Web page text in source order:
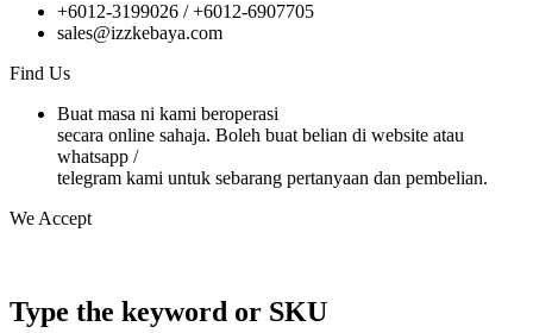
+6012-3199026 / +6012-6907705
sales@izzkebaya.com
Find Us
Buat masa ni kami beroperasi
secara online sahaja. Boleh buat belian di website atau
whatsapp /
telegram kami untuk sebarang pertanyaan dan pembelian.
We Accept
Type the keyword or SKU